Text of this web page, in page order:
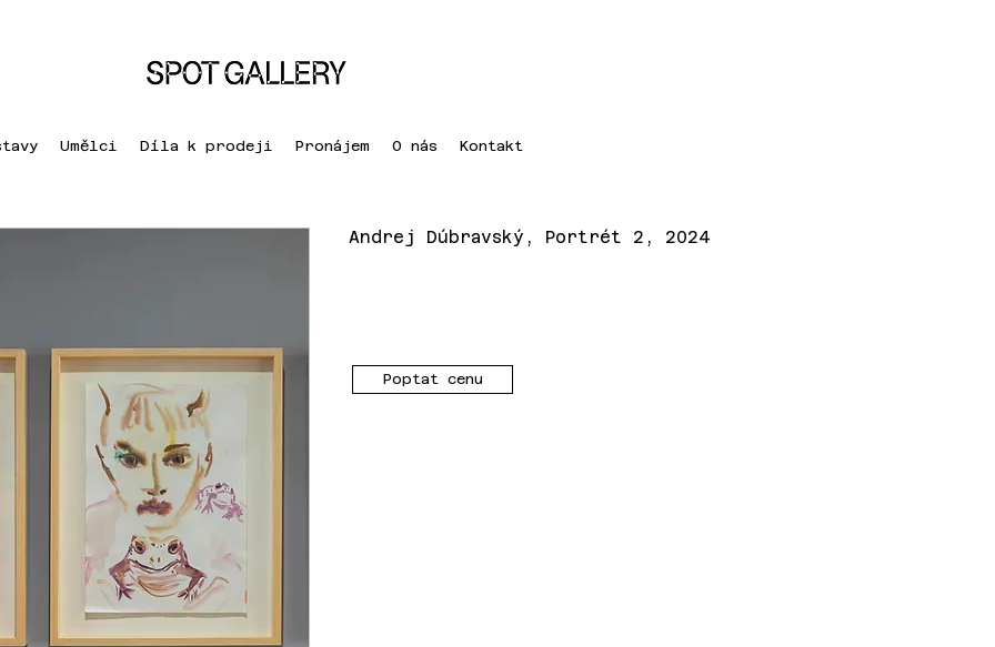
Umělci Díla k prodeji Pronájem O nás Kontakt
Andrej Dúbravský, Portrét 2, 2024
Poptat cenu